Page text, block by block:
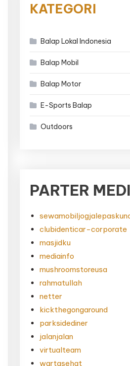
KATEGORI
Balap Lokal Indonesia
Balap Mobil
Balap Motor
E-Sports Balap
Outdoors
PARTER
clubidenticar-corporate
masjidku
mediainfo
mushroomstoreusa
rahmatullah
netter
kickthegongaround
parksidediner
jalanjalan
virtualteam
wartasehat